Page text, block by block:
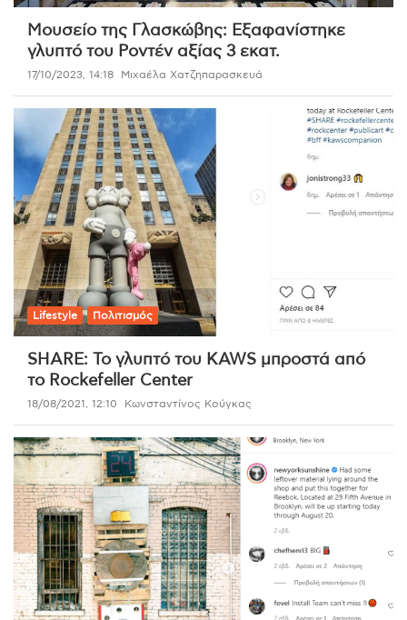
Μουσείο της Γλασκώβης: Εξαφανίστηκε
γλυπτό του Ροντέν αξίας 3 εκατ.
17/10/2023, 14:18 Μιχαέλα Χατζηπαρασκευά
Lifestyle Πολιτισμός
SHARE: Το γλυπτό του KAWS μπροστά από
το Rockefeller Center
18/08/2021, 12:10 Κωνσταντίνος Κούγκας